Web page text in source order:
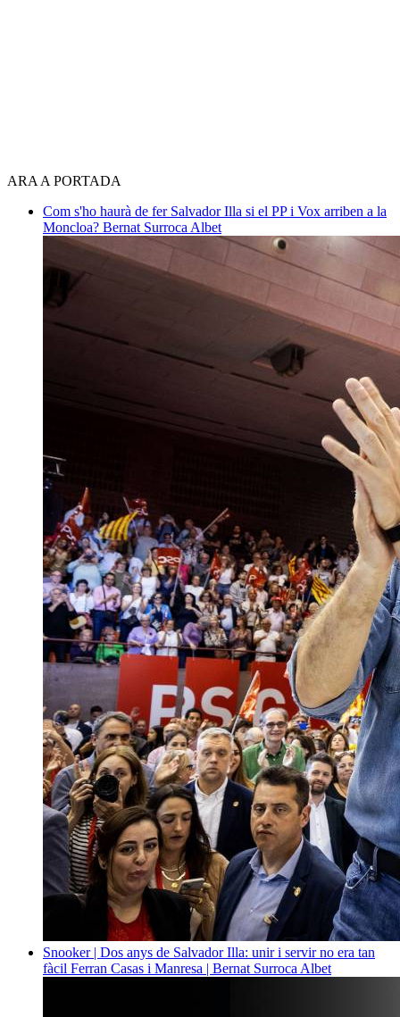
ARA A PORTADA
Com s'ho haurà de fer Salvador Illa si el PP i Vox arriben a la
Moncloa? Bernat Surroca Albet
Snooker | Dos anys de Salvador Illa: unir i servir no era tan
fàcil Ferran Casas i Manresa | Bernat Surroca Albet